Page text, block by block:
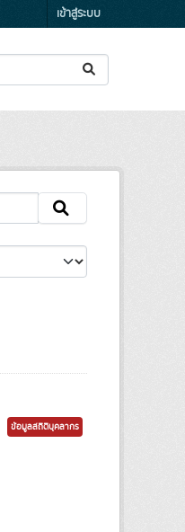
เข้าสู่ระบบ
ข้อมูลสถิติบุคลากร